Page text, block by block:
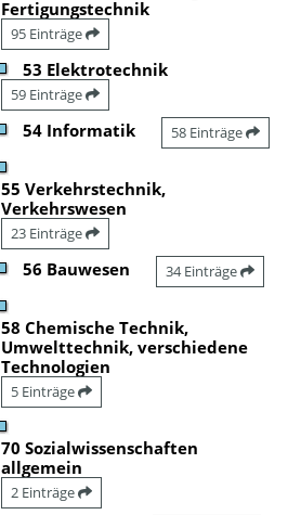
Fertigungstechnik
95 Einträge
53 Elektrotechnik
59 Einträge
54 Informatik 58 Einträge
55 Verkehrstechnik,
Verkehrswesen
23 Einträge
56 Bauwesen 34 Einträge
58 Chemische Technik,
Umwelttechnik, verschiedene
Technologien
5 Einträge
70 Sozialwissenschaften
allgemein
2 Einträge